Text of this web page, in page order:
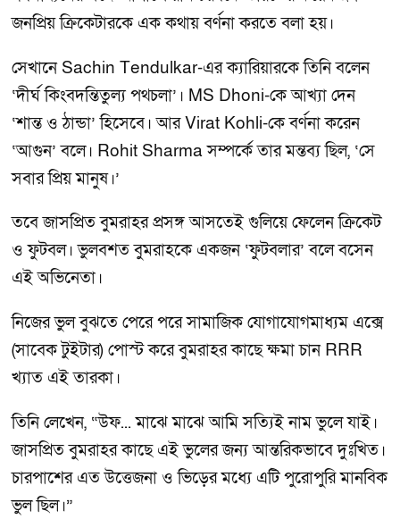
জনপ্রিয় ক্রিকেটারকে এক কথায় বর্ণনা করতে বলা হয়।
সেখানে Sachin Tendulkar-এর ক্যারিয়ারকে তিনি বলেন
‘দীর্ঘ কিংবদন্তিতুল্য পথচলা’। MS Dhoni-কে আখ্যা দেন
‘শান্ত ও ঠান্ডা’ হিসেবে। আর Virat Kohli-কে বর্ণনা করেন
‘আগুন’ বলে। Rohit Sharma সম্পর্কে তার মন্তব্য ছিল, ‘সে
সবার প্রিয় মানুষ।’
তবে জাসপ্রিত বুমরাহর প্রসঙ্গ আসতেই গুলিয়ে ফেলেন ক্রিকেট
ও ফুটবল। ভুলবশত বুমরাহকে একজন ‘ফুটবলার’ বলে বসেন
এই অভিনেতা।
নিজের ভুল বুঝতে পেরে পরে সামাজিক যোগাযোগমাধ্যম এক্সে
(সাবেক টুইটার) পোস্ট করে বুমরাহর কাছে ক্ষমা চান RRR
খ্যাত এই তারকা।
তিনি লেখেন, “উফ... মাঝে মাঝে আমি সত্যিই নাম ভুলে যাই।
জাসপ্রিত বুমরাহর কাছে এই ভুলের জন্য আন্তরিকভাবে দুঃখিত।
চারপাশের এত উত্তেজনা ও ভিড়ের মধ্যে এটি পুরোপুরি মানবিক
ভুল ছিল।”